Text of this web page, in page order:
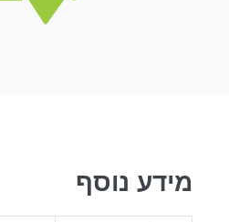
מידע נוסף